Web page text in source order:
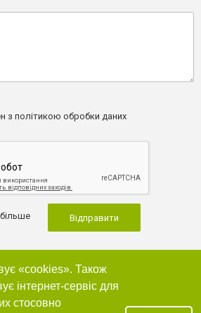
з політикою обробки даних
Відправити
«cookies». Також
інтернет-сервіс для
стосовно